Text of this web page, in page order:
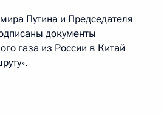
Путина и Председателя
документы
газа из России в Китай